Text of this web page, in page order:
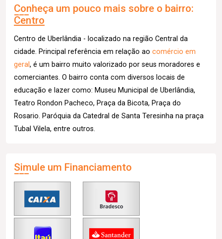
Conheça um pouco mais sobre o bairro:
Centro
Centro de Uberlândia - localizado na região Central da
cidade. Principal referência em relação ao comércio em
geral, é um bairro muito valorizado por seus moradores e
comerciantes. O bairro conta com diversos locais de
educação e lazer como: Museu Municipal de Uberlândia,
Teatro Rondon Pacheco, Praça da Bicota, Praça do
Rosario. Paróquia da Catedral de Santa Teresinha na praça
Tubal Vilela, entre outros.
Simule um Financiamento